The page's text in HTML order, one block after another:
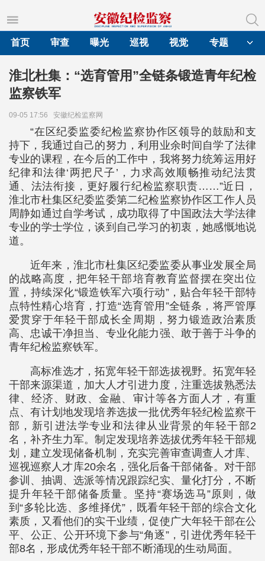
首页
审查 曝光 巡视 视觉 专题
淮北杜集：“选育管用”全链条锻造青年纪检
监察铁军
09-05 17:56 安徽纪检监察网
“在区纪委监委纪检监察协作区领导的鼓励和支
持下，我通过自己的努力，利用业余时间自学了法律
专业的课程，在今后的工作中，我将努力统筹运用好
纪律和法律‘两把尺子’，力求高效顺畅推动纪法贯
通、法法衔接，更好履行纪检监察职责……”近日，
淮北市杜集区纪委监委第二纪检监察协作区工作人员
周静如通过自学考试，成功取得了中国政法大学法律
专业的学士学位，谈到自己学习的初衷，她感慨地说
道。
近年来，淮北市杜集区纪委监委从事业发展全局
的战略高度，把年轻干部培育教育监督摆在突出位
置，持续深化“锻造铁军六项行动”，贴合年轻干部特
点特性精心培育，打造“选育管用”全链条，将严管厚
爱贯穿于年轻干部成长全周期，努力锻造政治素质
高、忠诚干净担当、专业化能力强、敢于善于斗争的
青年纪检监察铁军。
高标准选才，拓宽年轻干部选拔视野。拓宽年轻
干部来源渠道，加大人才引进力度，注重选拔熟悉法
律、经济、财政、金融、审计等各方面人才，有重
点、有计划地发现培养选拔一批优秀年轻纪检监察干
部，新引进法学专业和法律从业背景的年轻干部2
名，补齐生力军。制定发现培养选拔优秀年轻干部规
划，建立发现储备机制，充实完善审查调查人才库、
巡视巡察人才库20余名，强化后备干部储备。对干部
参训、抽调、选派等情况跟踪纪实、量化打分，不断
提升年轻干部储备质量。坚持“赛场选马”原则，做
到“多轮比选、多维择优”，既看年轻干部的综合文化
素质，又看他们的实干业绩，促使广大年轻干部在公
平、公正、公开环境下参与“角逐”，引进优秀年轻干
部8名，形成优秀年轻干部不断涌现的生动局面。